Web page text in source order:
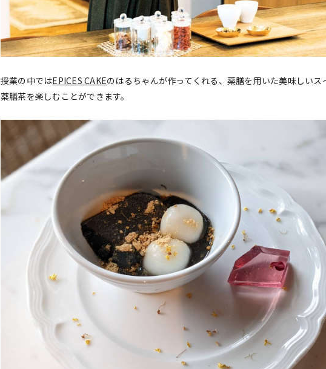
授業の中ではEPICES CAKEのはるちゃんが作ってくれる、薬膳を用いた美味しいス
薬膳茶を楽しむことができます。